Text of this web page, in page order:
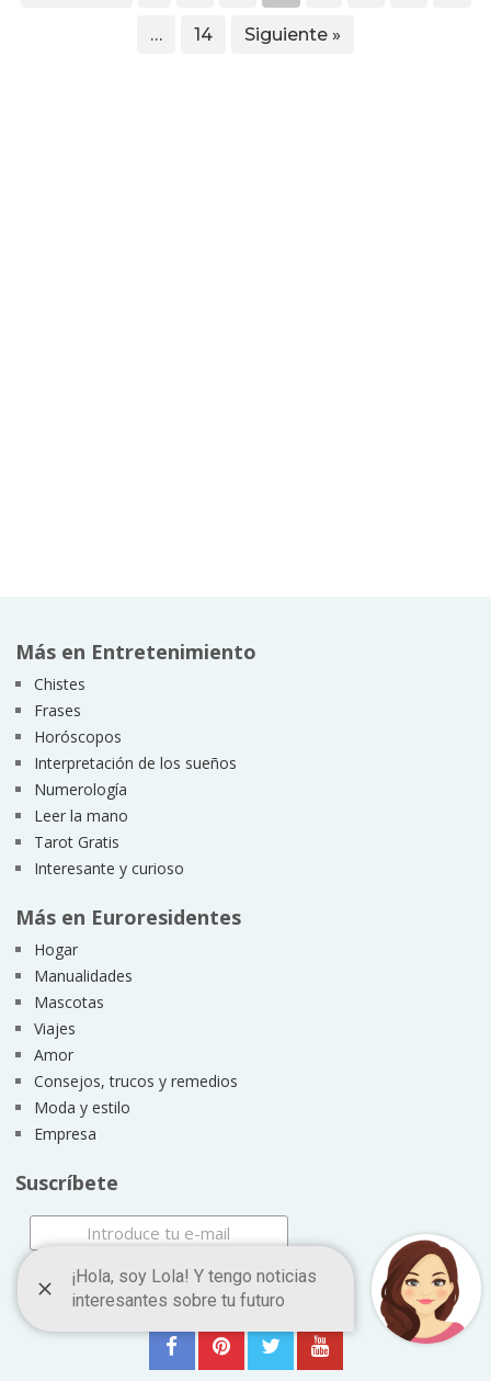
… 14 Siguiente »
Más en Entretenimiento
Chistes
Frases
Horóscopos
Interpretación de los sueños
Numerología
Leer la mano
Tarot Gratis
Interesante y curioso
Más en Euroresidentes
Hogar
Manualidades
Mascotas
Viajes
Amor
Consejos, trucos y remedios
Moda y estilo
Empresa
Suscríbete